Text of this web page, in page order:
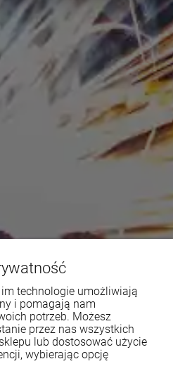
technologie umożliwiają
i pomagają nam
potrzeb. Możesz
przez nas wszystkich
lub dostosować użycie
wybierając opcję